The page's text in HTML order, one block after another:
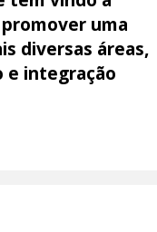
uma
diversas áreas,
e integração